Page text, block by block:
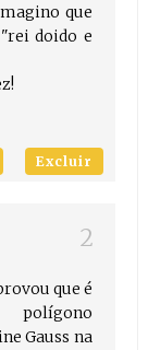
que
doido e
Excluir
que é
polígono
Gauss na